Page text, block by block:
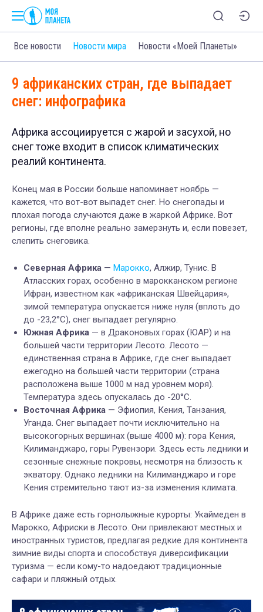
Все новости Новости мира Новости «Моей Планеты»
9 африканских стран, где выпадает
снег: инфографика
Африка ассоциируется с жарой и засухой, но
снег тоже входит в список климатических
реалий континента.
Конец мая в России больше напоминает ноябрь —
кажется, что вот-вот выпадет снег. Но снегопады и
плохая погода случаются даже в жаркой Африке. Вот
регионы, где вполне реально замерзнуть и, если повезет,
слепить снеговика.
Северная Африка — Марокко, Алжир, Тунис. В
Атласских горах, особенно в марокканском регионе
Ифран, известном как «африканская Швейцария»,
зимой температура опускается ниже нуля (вплоть до
до -23,2°C), снег выпадает регулярно.
Южная Африка — в Драконовых горах (ЮАР) и на
большей части территории Лесото. Лесото —
единственная страна в Африке, где снег выпадает
ежегодно на большей части территории (страна
расположена выше 1000 м над уровнем моря).
Температура здесь опускалась до -20°C.
Восточная Африка — Эфиопия, Кения, Танзания,
Уганда. Снег выпадает почти исключительно на
высокогорных вершинах (выше 4000 м): гора Кения,
Килиманджаро, горы Рувензори. Здесь есть ледники и
сезонные снежные покровы, несмотря на близость к
экватору. Однако ледники на Килиманджаро и горе
Кения стремительно тают из-за изменения климата.
В Африке даже есть горнолыжные курорты: Укаймеден в
Марокко, Африски в Лесото. Они привлекают местных и
иностранных туристов, предлагая редкие для континента
зимние виды спорта и способствуя диверсификации
туризма — если кому-то надоедают традиционные
сафари и пляжный отдых.